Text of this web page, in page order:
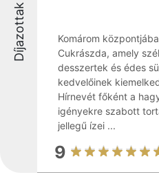
Díjazottak
Komárom
Cukrászda, amely
desszertek és édes
kedvelőinek
Hírnevét főként a
igényekre szabott
jellegű ízei ...
9